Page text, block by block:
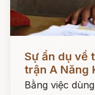
Đọc ngay
Sự ẩn dụ về
trận A Năng
Bằng việc